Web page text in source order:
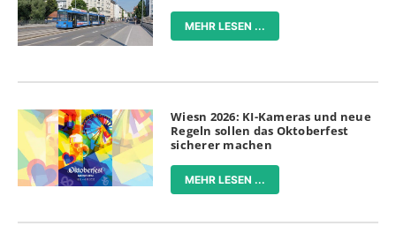
MEHR LESEN ...
Wiesn 2026: KI-Kameras und neue
Regeln sollen das Oktoberfest
sicherer machen
MEHR LESEN ...